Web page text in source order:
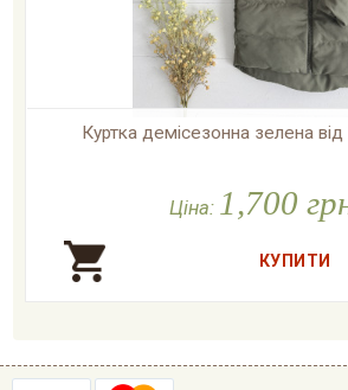
Куртка демісезонна зелена
Ціна: 1,700